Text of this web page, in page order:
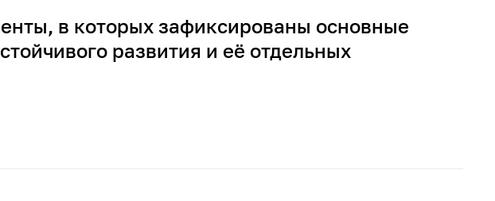
в которых зафиксированы основные
развития и её отдельных